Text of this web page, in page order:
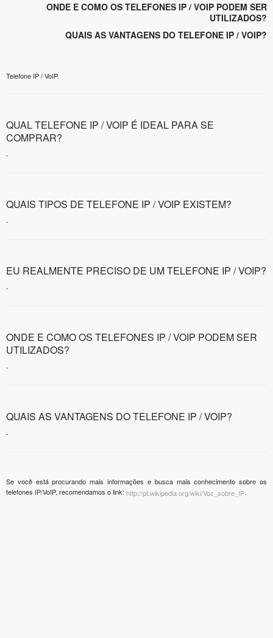
ONDE E COMO OS TELEFONES IP / VOIP PODEM SER
UTILIZADOS?
QUAIS AS VANTAGENS DO TELEFONE IP / VOIP?
Telefone IP / VoIP.
QUAL TELEFONE IP / VOIP É IDEAL PARA SE
COMPRAR?
-
QUAIS TIPOS DE TELEFONE IP / VOIP EXISTEM?
-
EU REALMENTE PRECISO DE UM TELEFONE IP / VOIP?
-
ONDE E COMO OS TELEFONES IP / VOIP PODEM SER
UTILIZADOS?
-
QUAIS AS VANTAGENS DO TELEFONE IP / VOIP?
-
Se você está procurando mais informações e busca mais conhecimento sobre os
telefones IP/VoIP, recomendamos o link: http://pt.wikipedia.org/wiki/Voz_sobre_IP.